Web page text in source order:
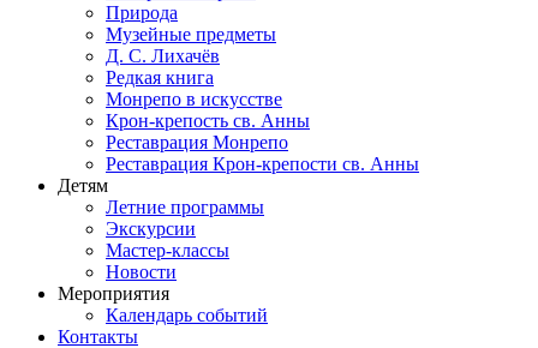
Природа
Музейные предметы
Д. С. Лихачёв
Редкая книга
Монрепо в искусстве
Крон-крепость св. Анны
Реставрация Монрепо
Реставрация Крон-крепости св. Анны
Детям
Летние программы
Экскурсии
Мастер-классы
Новости
Мероприятия
Календарь событий
Контакты